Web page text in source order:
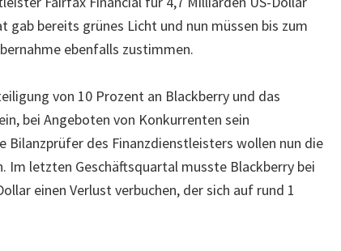
gab bereits grünes Licht und nun müssen bis zum
ebenfalls zustimmen.
von 10 Prozent an Blackberry und das
bei Angeboten von Konkurrenten sein
Bilanzprüfer des Finanzdienstleisters wollen nun die
Im letzten Geschäftsquartal musste Blackberry bei
einen Verlust verbuchen, der sich auf rund 1